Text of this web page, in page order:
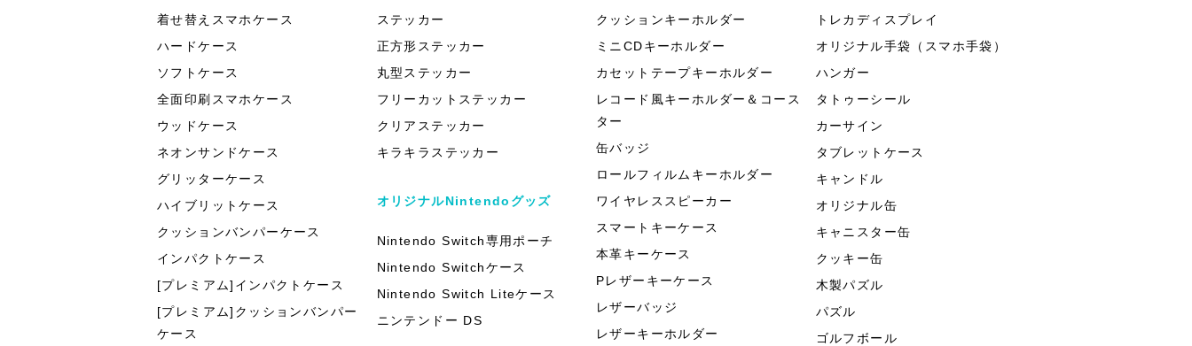
着せ替えスマホケース
ハードケース
ソフトケース
全面印刷スマホケース
ウッドケース
ネオンサンドケース
グリッターケース
ハイブリットケース
クッションバンパーケース
インパクトケース
[プレミアム]インパクトケース
[プレミアム]クッションバンパー
ケース
ステッカー
正方形ステッカー
丸型ステッカー
フリーカットステッカー
クリアステッカー
キラキラステッカー
オリジナルNintendoグッズ
Nintendo Switch専用ポーチ
Nintendo Switchケース
Nintendo Switch Liteケース
ニンテンドー DS
クッションキーホルダー
ミニCDキーホルダー
カセットテープキーホルダー
レコード風キーホルダー＆コース
ター
缶バッジ
ロールフィルムキーホルダー
ワイヤレススピーカー
スマートキーケース
本革キーケース
Pレザーキーケース
レザーバッジ
レザーキーホルダー
トレカディスプレイ
オリジナル手袋（スマホ手袋）
ハンガー
タトゥーシール
カーサイン
タブレットケース
キャンドル
オリジナル缶
キャニスター缶
クッキー缶
木製パズル
パズル
ゴルフボール